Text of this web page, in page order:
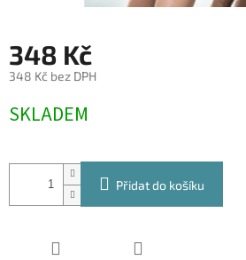
348 Kč
348 Kč bez DPH
cena:
SKLADEM
Přidat do košíku